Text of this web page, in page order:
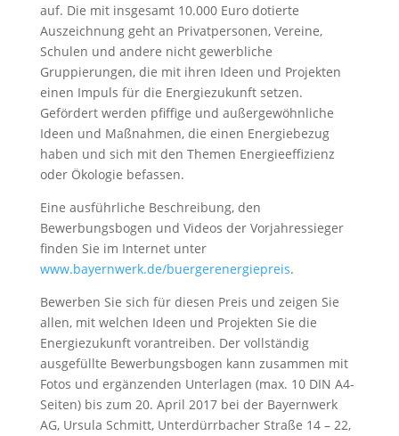
auf. Die mit insgesamt 10.000 Euro dotierte
Auszeichnung geht an Privatpersonen, Vereine,
Schulen und andere nicht gewerbliche
Gruppierungen, die mit ihren Ideen und Projekten
einen Impuls für die Energiezukunft setzen.
Gefördert werden pfiffige und außergewöhnliche
Ideen und Maßnahmen, die einen Energiebezug
haben und sich mit den Themen Energieeffizienz
oder Ökologie befassen.
Eine ausführliche Beschreibung, den
Bewerbungsbogen und Videos der Vorjahressieger
finden Sie im Internet unter
www.bayernwerk.de/buergerenergiepreis.
Bewerben Sie sich für diesen Preis und zeigen Sie
allen, mit welchen Ideen und Projekten Sie die
Energiezukunft vorantreiben. Der vollständig
ausgefüllte Bewerbungsbogen kann zusammen mit
Fotos und ergänzenden Unterlagen (max. 10 DIN A4-
Seiten) bis zum 20. April 2017 bei der Bayernwerk
AG, Ursula Schmitt, Unterdürrbacher Straße 14 – 22,